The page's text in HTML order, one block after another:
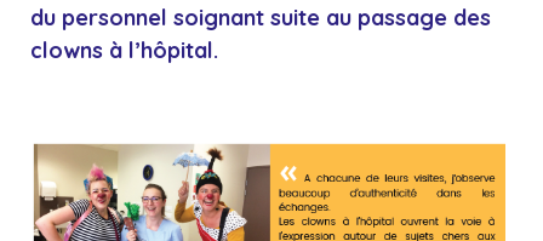
du personnel soignant suite au passage des
clowns à l’hôpital.